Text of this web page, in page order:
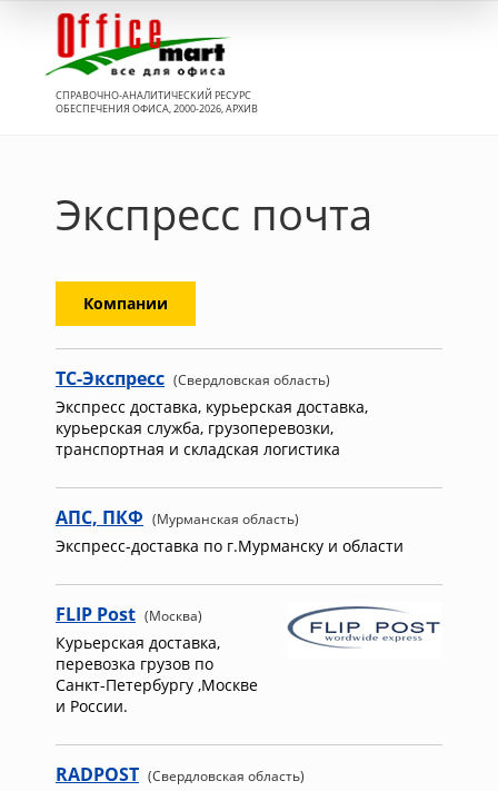
СПРАВОЧНО-АНАЛИТИЧЕСКИЙ РЕСУРС
ОБЕСПЕЧЕНИЯ ОФИСА, 2000-2026, АРХИВ
Экспресс почта
Компании
ТС-Экспресс (Свердловская область)
Экспресс доставка, курьерская доставка,
курьерская служба, грузоперевозки,
транспортная и складская логистика
АПС, ПКФ (Мурманская область)
Экспресс-доставка по г.Мурманску и области
FLIP Post (Москва)
Курьерская доставка,
перевозка грузов по
Санкт-Петербургу ,Москве
и России.
RADPOST (Свердловская область)